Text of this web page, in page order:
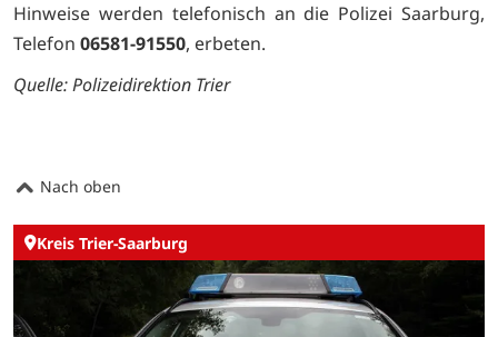
Hinweise werden telefonisch an die Polizei Saarburg,
Telefon 06581-91550, erbeten.
Quelle: Polizeidirektion Trier
Nach oben
Kreis Trier-Saarburg